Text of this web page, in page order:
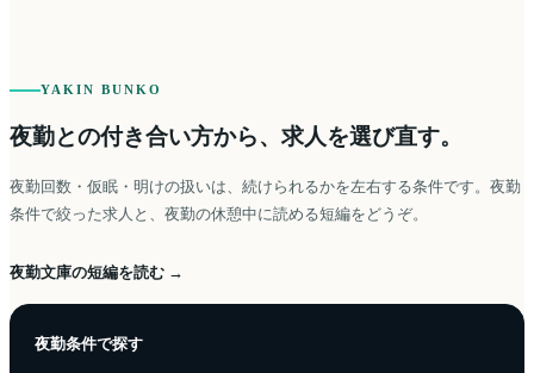
YAKIN BUNKO
夜勤との付き合い方から、求人を選び直す。
夜勤回数・仮眠・明けの扱いは、続けられるかを左右する条件です。夜勤
条件で絞った求人と、夜勤の休憩中に読める短編をどうぞ。
夜勤文庫の短編を読む →
夜勤条件で探す